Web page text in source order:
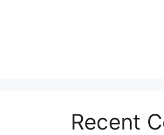
Recent